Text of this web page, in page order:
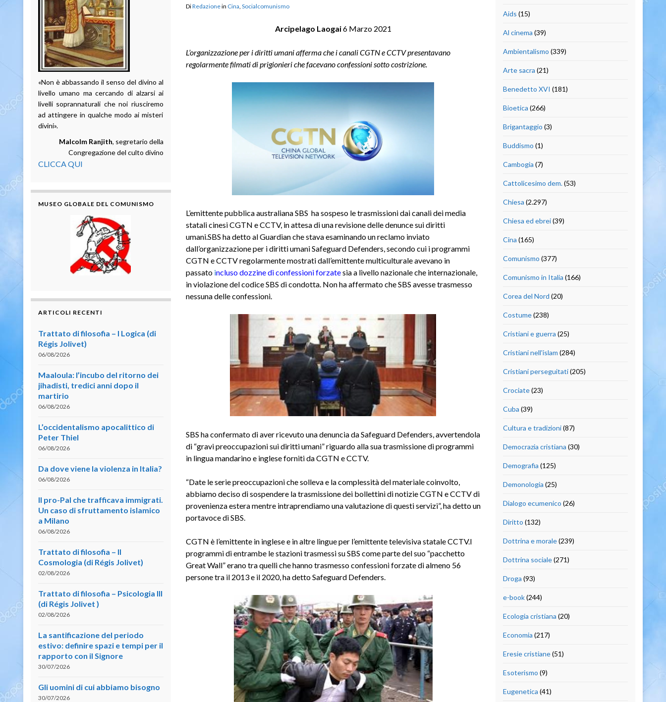
DiRedazionein Cina Socialcomunismo
Arcipelago Laogai6 Marzo 2021
L’organizzazione per i diritti umani afferma che i canali CGTN e CCTV presentavano
regolarmente filmati di prigionieri che facevano confessioni sotto costrizione.
L’emittente pubblica australianaSBS ha sospeso le trasmissioni dai canali dei media
statali cinesi CGTN e CCTV, in attesa di una revisione delle denunce sui diritti
umani.SBS ha detto al Guardian che stava esaminando un reclamo inviato
dall’organizzazione per i diritti umani Safeguard Defenders, secondo cui i programmi
CGTN e CCTV regolarmente mostrati dall’emittente multiculturale avevano in
passato incluso dozzine di confessioni forzatesia a livello nazionale che internazionale,
in violazione del codice SBS di condotta. Non ha affermato che SBS avesse trasmesso
nessuna delle confessioni.
SBS ha confermato di aver ricevuto una denuncia da Safeguard Defenders, avvertendola
di “gravi preoccupazioni sui diritti umani” riguardo alla sua trasmissione di programmi
in lingua mandarino e inglese forniti da CGTN e CCTV.
“Date le serie preoccupazioni che solleva e la complessità del materiale coinvolto,
abbiamo deciso di sospendere la trasmissione dei bollettini di notizie CGTN e CCTV di
provenienza estera mentre intraprendiamo una valutazione di questi servizi”, ha detto un
portavoce di SBS.
CGTN è l’emittente in inglese e in altre lingue per l’emittente televisiva statale CCTV.I
programmi di entrambe le stazioni trasmessi su SBS come parte del suo “pacchetto
Great Wall” erano tra quelli che hanno trasmesso confessioni forzate di almeno 56
persone tra il 2013 e il 2020, ha detto Safeguard Defenders.
«Non è abbassando il senso del divino al
livello umano ma cercando di alzarsi ai
livelli soprannaturali che noi riusciremo
ad attingere in qualche modo ai misteri
divini».
Malcolm Ranjith, segretario della
Congregazione del culto divino
CLICCA QUI
MUSEO GLOBALE DEL COMUNISMO
ARTICOLI RECENTI
Trattato di filosofia – I Logica (di
Régis Jolivet)
06/08/2026
Maaloula: l’incubo del ritorno dei
jihadisti, tredici anni dopo il
martirio
06/08/2026
L’occidentalismo apocalittico di
Peter Thiel
06/08/2026
Da dove viene la violenza in Italia?
06/08/2026
Il pro-Pal che trafficava immigrati.
Un caso di sfruttamento islamico
a Milano
06/08/2026
Trattato di filosofia – II
Cosmologia (di Régis Jolivet)
02/08/2026
Trattato di filosofia – Psicologia III
(di Régis Jolivet )
02/08/2026
La santificazione del periodo
estivo: definire spazi e tempi per il
rapporto con il Signore
30/07/2026
Gli uomini di cui abbiamo bisogno
30/07/2026
Aids (15)
Al cinema (39)
Ambientalismo (339)
Arte sacra (21)
Benedetto XVI (181)
Bioetica (266)
Brigantaggio (3)
Buddismo (1)
Cambogia (7)
Cattolicesimo dem.(53)
Chiesa (2.297)
Chiesa ed ebrei(39)
Cina (165)
Comunismo (377)
Comunismo in Italia (166)
Corea del Nord (20)
Costume(238)
Cristiani e guerra (25)
Cristiani nell'islam (284)
Cristiani perseguitati(205)
Crociate(23)
Cuba (39)
Cultura e tradizioni(87)
Democrazia cristiana (30)
Demografia (125)
Demonologia (25)
Dialogo ecumenico (26)
Diritto (132)
Dottrina e morale(239)
Dottrina sociale(271)
Droga (93)
e-book(244)
Ecologia cristiana (20)
Economia (217)
Eresie cristiane(51)
Esoterismo (9)
Eugenetica (41)